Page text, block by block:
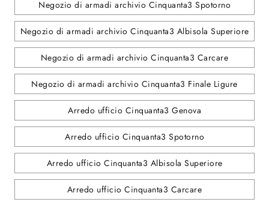
Negozio di armadi archivio Cinquanta3 Spotorno
Negozio di armadi archivio Cinquanta3 Albisola Superiore
Negozio di armadi archivio Cinquanta3 Carcare
Negozio di armadi archivio Cinquanta3 Finale Ligure
Arredo ufficio Cinquanta3 Genova
Arredo ufficio Cinquanta3 Spotorno
Arredo ufficio Cinquanta3 Albisola Superiore
Arredo ufficio Cinquanta3 Carcare